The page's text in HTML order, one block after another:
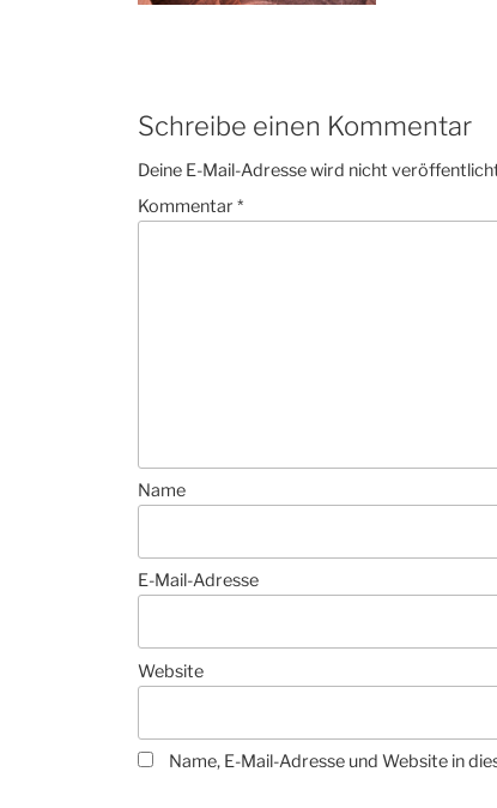
Schreibe einen Kommentar
Deine E-Mail-Adresse wird nicht
Kommentar*
Name
E-Mail-Adresse
Website
Name, E-Mail-Adresse und Website in